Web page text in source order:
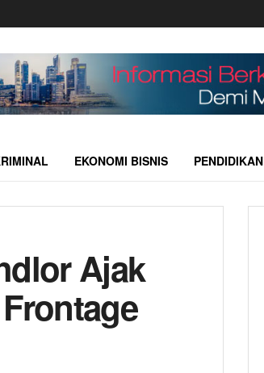
EKONOMI BISNIS PENDIDIKAN
Ajak